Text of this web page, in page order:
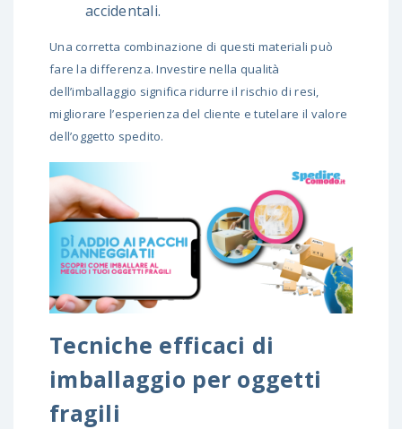
accidentali.
Una corretta combinazione di questi materiali può
fare la differenza. Investire nella qualità
dell’imballaggio significa ridurre il rischio di resi,
migliorare l’esperienza del cliente e tutelare il valore
dell’oggetto spedito.
Tecniche efficaci di
imballaggio per oggetti
fragili